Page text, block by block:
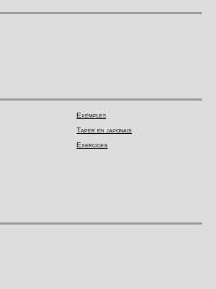
Exemples
Taper en japonais
Exercices